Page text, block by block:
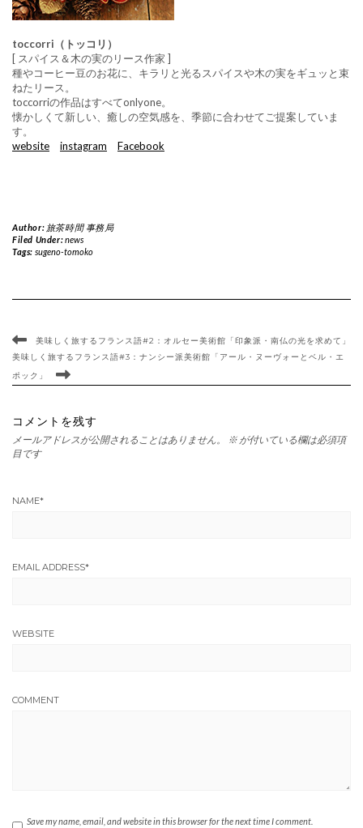
toccorri（トッコリ）
[ スパイス＆木の実のリース作家 ]
種やコーヒー豆のお花に、キラリと光るスパイスや木の実をギュッと束
ねたリース。
toccorriの作品はすべてonlyone。
懐かしくて新しい、癒しの空気感を、季節に合わせてご提案していま
す。
website
instagram Facebook
Author: 旅茶時間 事務局
Filed Under:news
Tags: sugeno-tomoko
美味しく旅するフランス語#2：オルセー美術館「印象派・南仏の光を求めて」
美味しく旅するフランス語#3：ナンシー派美術館「アール・ヌーヴォーとベル・エ
ポック」
コメントを残す
メールアドレスが公開されることはありません。 ※ が付いている欄は必須項
目です
NAME*
EMAIL ADDRESS*
WEBSITE
COMMENT
Save my name, email, and website in this browser for the next time I comment.